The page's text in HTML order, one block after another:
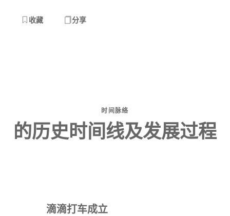
收藏 分享
时间脉络
的历史时间线及发展过程
滴滴打车成立